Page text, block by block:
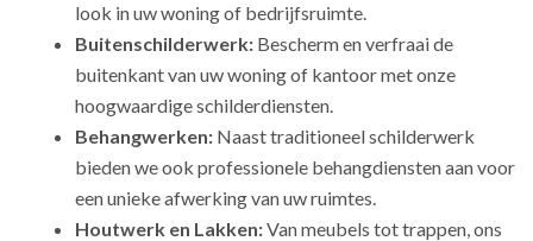
look in uw woning of bedrijfsruimte.
Buitenschilderwerk: Bescherm en verfraai de
buitenkant van uw woning of kantoor met onze
hoogwaardige schilderdiensten.
Behangwerken: Naast traditioneel schilderwerk
bieden we ook professionele behangdiensten aan voor
een unieke afwerking van uw ruimtes.
Houtwerk en Lakken:Van meubels tot trappen, ons